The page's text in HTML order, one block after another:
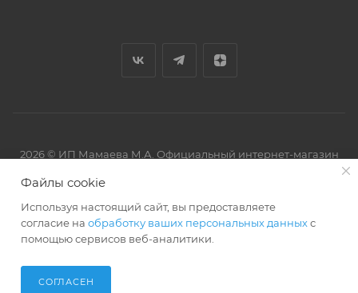
2026 © ИП Мамаева М.А. Официальный интернет-магазин
Файлы cookie
Используя настоящий сайт, вы предоставляете
согласие на обработку ваших персональных данныхс
помощью сервисов веб-аналитики.
СОГЛАСЕН